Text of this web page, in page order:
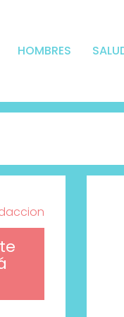
HOMBRES